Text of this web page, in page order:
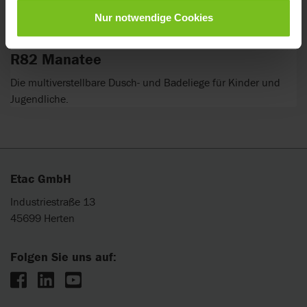
Nur notwendige Cookies
R82 Manatee
Die multiverstellbare Dusch- und Badeliege für Kinder und
Jugendliche.
Etac GmbH
Industriestraße 13
45699 Herten
Folgen Sie uns auf: